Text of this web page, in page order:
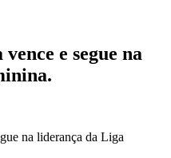
e segue na